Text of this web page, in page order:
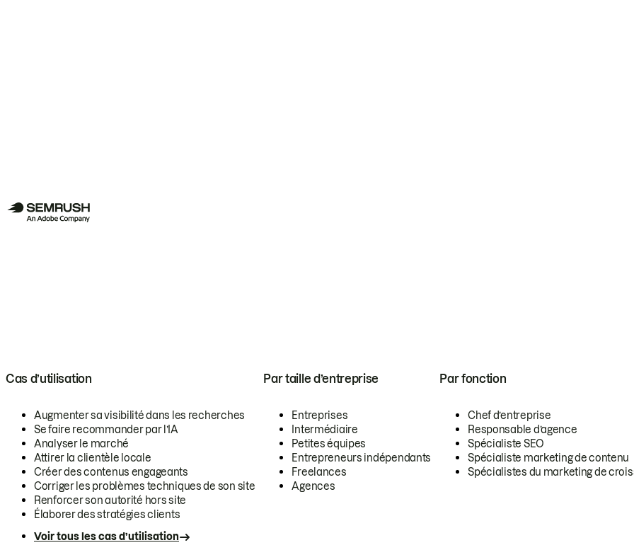
Cas d’utilisation
Augmenter sa visibilité dans les recherches
Se faire recommander par l’IA
Analyser le marché
Attirer la clientèle locale
Créer des contenus engageants
Corriger les problèmes techniques de son site
Renforcer son autorité hors site
Élaborer des stratégies clients
Voir tous les cas d’utilisation
Par taille d’entreprise
Entreprises
Intermédiaire
Petites équipes
Entrepreneurs indépendants
Freelances
Agences
Par fonction
Chef d’entreprise
Responsable d’agence
Spécialiste SEO
Spécialiste marketing de contenu
Spécialistes du marketing de